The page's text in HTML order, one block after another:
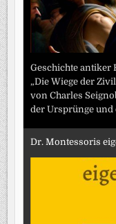
Geschichte antiker
„Die Wiege der
von Charles
der Ursprünge und
Dr. Montessoris